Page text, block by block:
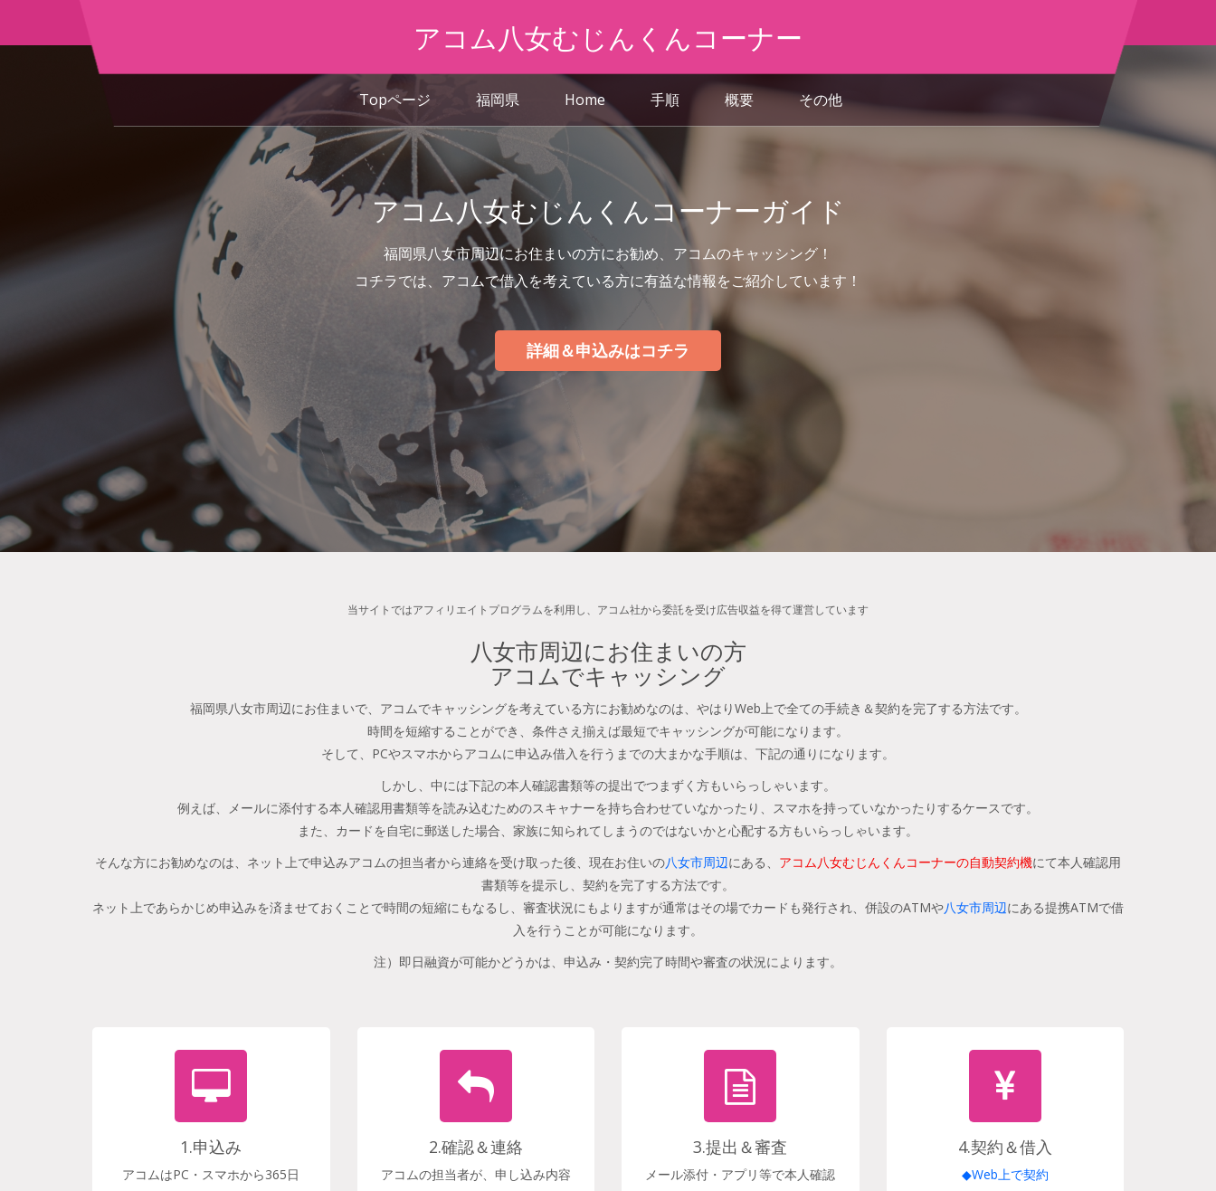
アコム八女むじんくんコーナー
Topページ 福岡県 Home 手順 概要 その他
アコム八女むじんくんコーナーガイド
福岡県八女市周辺にお住まいの方にお勧め、アコムのキャッシング！
コチラでは、アコムで借入を考えている方に有益な情報をご紹介しています！
詳細＆申込みはコチラ
当サイトではアフィリエイトプログラムを利用し、アコム社から委託を受け広告収益を得て運営しています
八女市周辺にお住まいの方
アコムでキャッシング
福岡県八女市周辺にお住まいで、アコムでキャッシングを考えている方にお勧めなのは、やはりWeb上で全ての手続き＆契約を完了する方法です。
時間を短縮することができ、条件さえ揃えば最短でキャッシングが可能になります。
そして、PCやスマホからアコムに申込み借入を行うまでの大まかな手順は、下記の通りになります。
しかし、中には下記の本人確認書類等の提出でつまずく方もいらっしゃいます。
例えば、メールに添付する本人確認用書類等を読み込むためのスキャナーを持ち合わせていなかったり、スマホを持っていなかったりするケースです。
また、カードを自宅に郵送した場合、家族に知られてしまうのではないかと心配する方もいらっしゃいます。
そんな方にお勧めなのは、ネット上で申込みアコムの担当者から連絡を受け取った後、現在お住いの八女市周辺にある、 アコム八女むじんくんコーナーの自動契約機にて本人確認用
書類等を提示し、契約を完了する方法です。
ネット上であらかじめ申込みを済ませておくことで時間の短縮にもなるし、審査状況にもよりますが通常はその場でカードも発行され、併設のATMや八女市周辺にある提携ATMで借
入を行うことが可能になります。
注）即日融資が可能かどうかは、申込み・契約完了時間や審査の状況によります。
1.申込み
アコムはPC・スマホから365日
2.確認＆連絡
アコムの担当者が、申し込み内容
3.提出＆審査
メール添付・アプリ等で本人確認
4.契約＆借入
◆Web上で契約